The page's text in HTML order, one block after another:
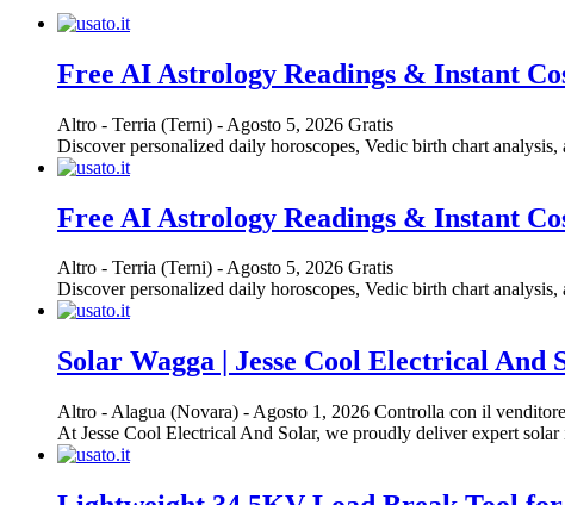
Free AI Astrology Readings & Instant
Altro - Terria (Terni) - Agosto 5, 2026 Gratis
Discover personalized daily horoscopes, Vedic birth chart
Free AI Astrology Readings & Instant
Altro - Terria (Terni) -Agosto 5, 2026 Gratis
Discover personalized daily horoscopes, Vedic birth chart
Solar Wagga | Jesse Cool Electrical And
Altro - Alagua (Novara) - Agosto 1, 2026 Controlla con il venditore
At Jesse Cool Electrical And Solar, we proudly deliver expert